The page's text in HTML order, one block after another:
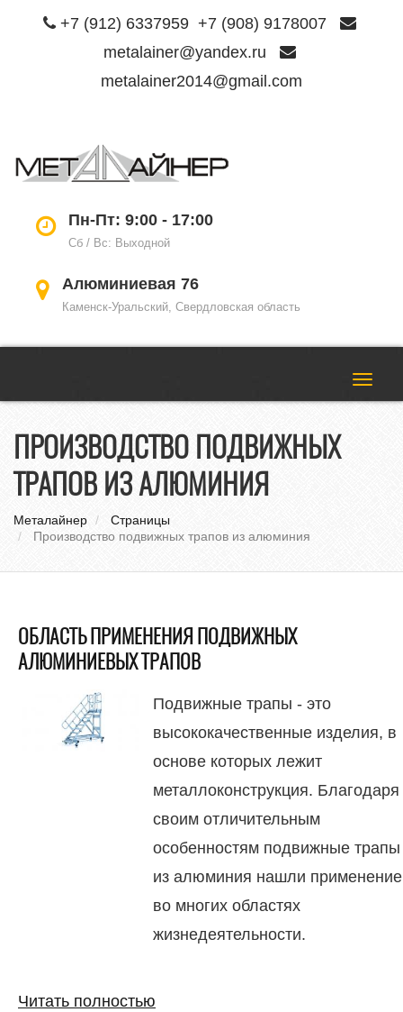
+7 (912) 6337959 +7 (908) 9178007
metalainer@yandex.ru
metalainer2014@gmail.com
Пн-Пт: 9:00 - 17:00
Сб / Вс: Выходной
Алюминиевая 76
Каменск-Уральский, Свердловская область
ПРОИЗВОДСТВО ПОДВИЖНЫХ
ТРАПОВ ИЗ АЛЮМИНИЯ
Металайнер
Страницы
Производство подвижных трапов из алюминия
ОБЛАСТЬ ПРИМЕНЕНИЯ ПОДВИЖНЫХ
АЛЮМИНИЕВЫХ ТРАПОВ
Подвижные трапы - это
высококачественные изделия, в
основе которых лежит
металлоконструкция. Благодаря
своим отличительным
особенностям подвижные трапы
из алюминия нашли применение
во многих областях
жизнедеятельности.
Читать полностью